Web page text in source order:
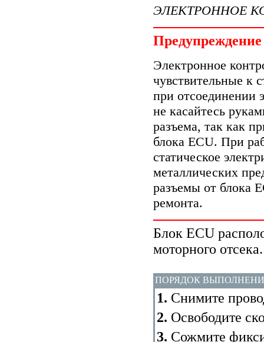
ЭЛЕКТРОННОЕ
Предупреждение
Электронное
чувствительные к
при отсоединении
не касайтесь
разъема, так как
блока ECU. При
статическое
металлических
разъемы от блока
ремонта.
Блок ECU
моторного отсека.
ПОРЯДОК
1. Снимите
2. Освободите
3. Сожмите